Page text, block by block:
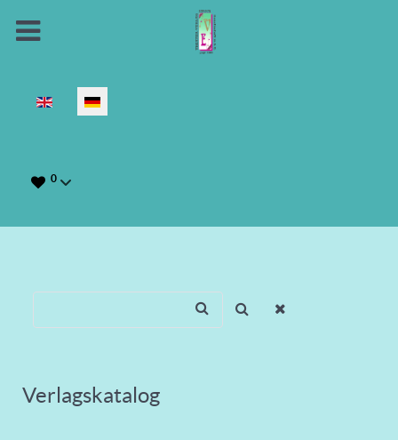
Sprache auswählen
0
Verlagskatalog